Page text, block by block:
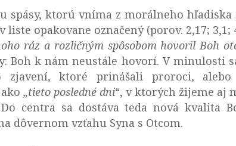
spásy, ktorú vníma z morálneho hľadiska
opakovane označený (porov. 2,17; 3,1;
ráz a rozličným spôsobom hovoril Boh
Boh k nám neustále hovorí. V minulosti
zjavení, ktoré prinášali proroci,
„tieto posledné dni“, v ktorých žijeme aj
centra sa dostáva teda nová kvalita
dôvernom vzťahu Syna s Otcom.